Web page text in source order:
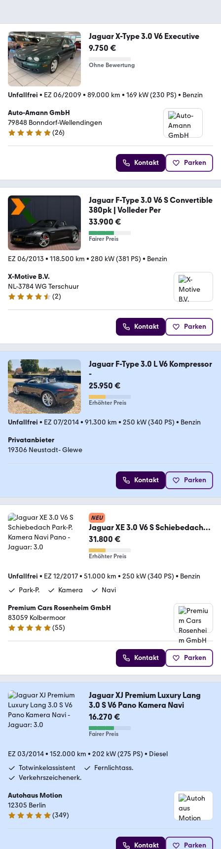
Jaguar X-Type 3.0 V6 Executive
9.750 €
Ohne Bewertung
Unfallfrei • EZ 06/2009 • 89.000 km • 169 kW (230 PS) • Benzin
Auto-Amann GmbH
79848 Bonndorf-Wellendingen
5 Sterne
(26)
Kontakt Parken
Jaguar F-Type 3.0 V6 S Convertible
380pk | Volleder Per
33.900 €
Fairer Preis
EZ 06/2013 • 118.500 km • 280 kW (381 PS) • Benzin
X-Motive B.V.
NL-3784 WG Terschuur
4.7 Sterne
(2)
Kontakt Parken
Jaguar F-Type 3.0 L V6 Kompressor
-
25.950 €
Erhöhter Preis
Unfallfrei • EZ 07/2014• 91.300 km • 250 kW (340 PS) • Benzin
Privatanbieter
19306 Neustadt- Glewe
Kontakt Parken
NEU
Jaguar XE 3.0 V6 S Schiebedach
Park-P. Kamera Navi Pano
31.800 €
Erhöhter Preis
Unfallfrei • EZ 12/2017• 51.000 km • 250 kW (340 PS) • Benzin
Park-P.
Kamera Navi
Premium Cars Rosenheim GmbH
83059 Kolbermoor
4.9 Sterne
(55)
Kontakt Parken
Jaguar XJ Premium Luxury Lang
3.0 S V6 Pano Kamera Navi
16.270 €
Fairer Preis
EZ 03/2014• 152.000 km • 202 kW (275 PS) • Diesel
Totwinkelassistent
Fernlichtass.
Verkehrszeichenerk.
Autohaus Motion
12305 Berlin
5 Sterne
(349)
Kontakt Parken